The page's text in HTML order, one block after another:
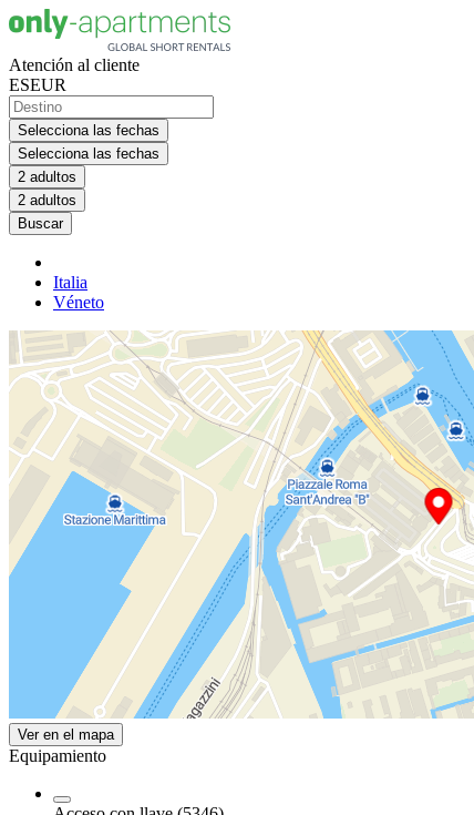
Atención al cliente
ESEUR
Selecciona las fechas
Selecciona las fechas
2 adultos
2 adultos
Buscar
Italia
Véneto
Ver en el mapa
Equipamiento